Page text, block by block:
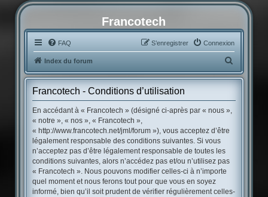
Francotech
FAQ Connexion
S’enregistrer
Index du forum
e
Francotech - Conditions d’utilisation
En accédant à « Francotech » (désigné ci-après par « nous »,
« notre », « nos », « Francotech »,
« http://www.francotech.net/jml/forum »), vous acceptez d’être
légalement responsable des conditions suivantes. Si vous
n’acceptez pas d’être légalement responsable de toutes les
conditions suivantes, alors n’accédez pas et/ou n’utilisez pas
« Francotech ». Nous pouvons modifier celles-ci à n’importe
quel moment et nous ferons tout pour que vous en soyez
informé, bien qu’il soit prudent de vérifier régulièrement celles-